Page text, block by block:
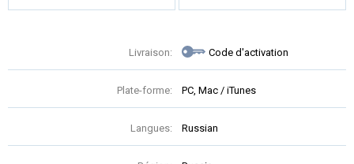
Livraison: Code d'activation
Plate-forme: PC, Mac / iTunes
Langues: Russian